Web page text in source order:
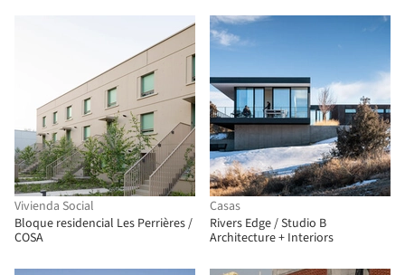
Vivienda Social
Bloque residencial Les Perrières /
COSA
Casas
Rivers Edge / Studio B
Architecture + Interiors